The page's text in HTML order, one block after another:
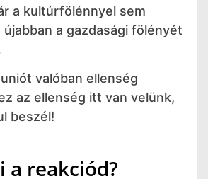
a kultúrfölénnyel sem
a gazdasági fölényét
valóban ellenség
az ellenség itt van velünk,
beszél!
a reakciód?